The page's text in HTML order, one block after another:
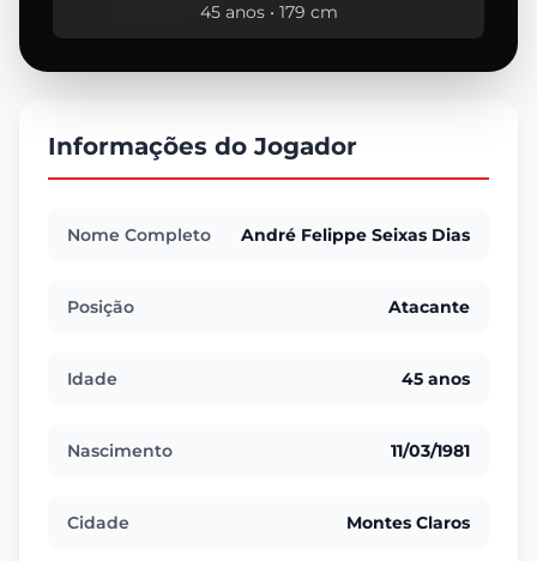
45 anos • 179 cm
Informações do Jogador
Nome Completo André Felippe Seixas Dias
Posição Atacante
Idade 45 anos
Nascimento 11/03/1981
Cidade Montes Claros